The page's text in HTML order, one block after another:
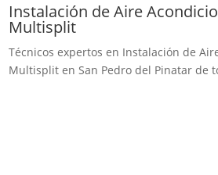
Instalación de Aire
Multisplit
Técnicos expertos en Instalación de
Multisplit en San Pedro del Pinatar de